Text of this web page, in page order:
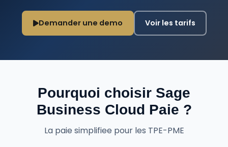
Demander une demo Voir les tarifs
Pourquoi choisir Sage
Business Cloud Paie ?
La paie simplifiee pour les TPE-PME